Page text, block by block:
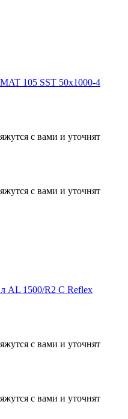
105 SST 50х1000-4
с вами и уточнят
с вами и уточнят
л AL 1500/R2 C Reflex
с вами и уточнят
с вами и уточнят